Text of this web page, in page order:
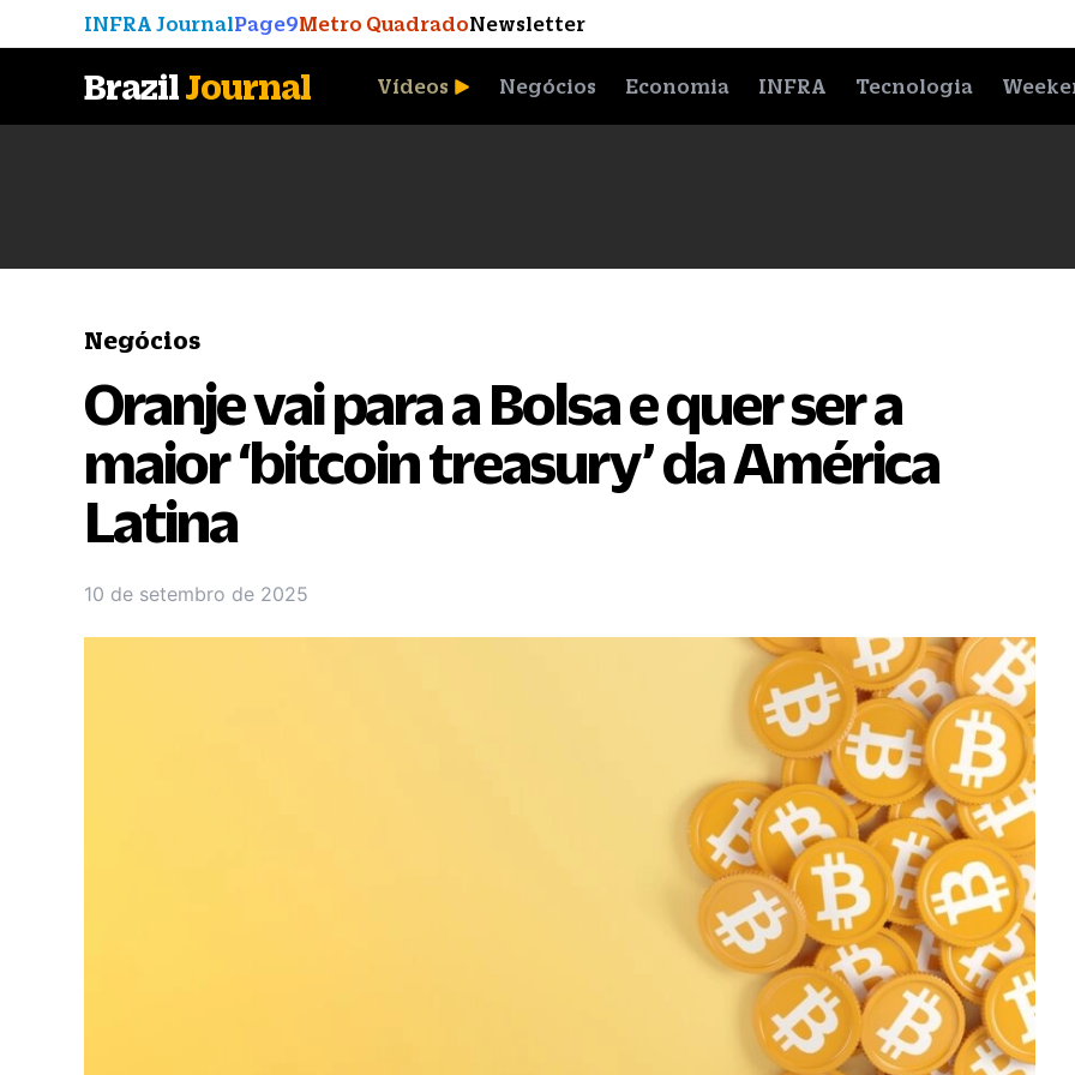
INFRA JournalPage9Metro QuadradoNewsletter
BrazilJournal Vídeos Negócios Economia INFRA Tecnologia
Negócios
Oranje vai para a Bolsa e quer ser a
maior ‘bitcoin treasury’ da América
Latina
10 de setembro de 2025